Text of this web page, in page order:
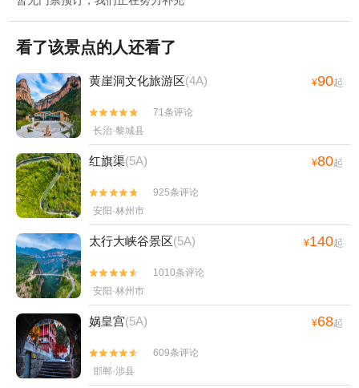
看了该景点的人还看了
黄崖洞文化旅游区(4A) ¥90起


71条评论
长治·黎城县
红旗渠(5A) ¥80起


925条评论
安阳·林州市
太行大峡谷景区(5A) ¥140起


1010条评论
安阳·林州市
娲皇宫(5A) ¥68起


609条评论
邯郸·涉县